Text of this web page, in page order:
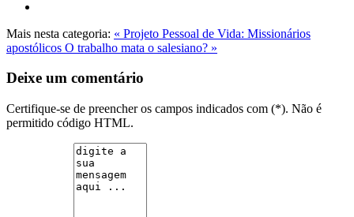
Mais nesta categoria: « Projeto Pessoal de Vida: Missionários
apostólicos O trabalho mata o salesiano? »
Deixe um comentário
Certifique-se de preencher os campos indicados com (*). Não é
permitido código HTML.